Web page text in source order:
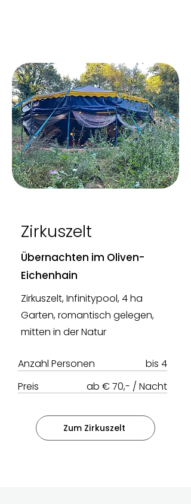
Zirkuszelt
Übernachten im Oliven-
Eichenhain
Zirkuszelt, Infinitypool, 4 ha
Garten, romantisch gelegen,
mitten in der Natur
Anzahl Personen
Preis
bis 4
ab € 70,- / Nacht
Zum Zirkuszelt